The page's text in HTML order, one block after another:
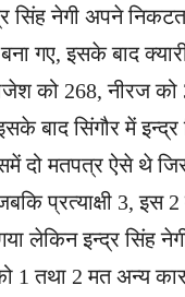
सिंह नेगी अपने
गए, इसके बाद
को 268, नीरज को
बाद सिंगौर में
दो मतपत्र ऐसे थे
प्रत्याक्षी 3, इस 2
लेकिन इन्द्र सिंह
1 तथा 2 मत अन्य